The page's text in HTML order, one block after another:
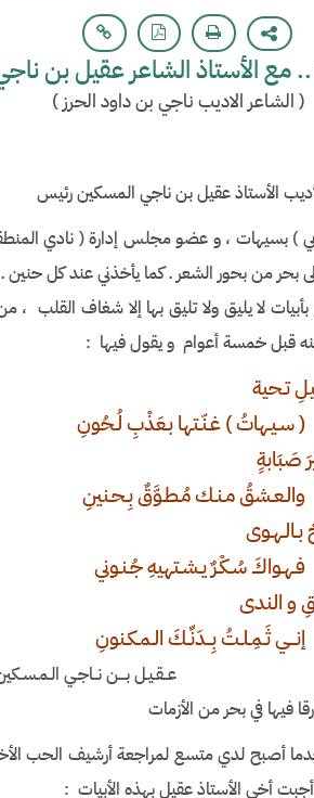
الأستاذ الشاعر عقيل بن
( الشاعر الاديب ناجي بن داود الحرز )
الأستاذ عقيل بن ناجي المسكين رئيس
) بسيهات ، و عضو مجلس إدارة ( نادي
بحر من بحور الشعر ـ كما يأخذني عند كل
لا يليق ولا تليق بها إلا شغاف القلب ،
قبل خمسة أعوام و يقول فيها :
تـحية
( سـيـهاتُ ) غـنّـتها بـعَذْبِ لُـحُونِ
صَبَابةٍ
والـعـشقُ مـنـك مُـطـوَّقٌ بِـحـنينِ
بـالـهـوى
فـهـواكَ سُـكْـرٌ يـشـتهيهِ جُـنـوني
و الندى
إنـــي ثَـمِـلـتُ بِــدَنِّـكَ الـمـكـنونِ
عــقـيـل بـــن نــاجـي
فيها في بحر من الأزمات
أصبح لدي متسع لمراجعة أرشيف الحب
أخي الأستاذ عقيل بهذه الأبيات :